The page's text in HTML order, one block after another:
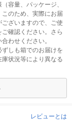
容量、パッケージ、
のため、実際にお届
ざいますので、ご使
確認ください。さら
わせください。
しも箱でのお届けを
状況等により異なる
レビューとは